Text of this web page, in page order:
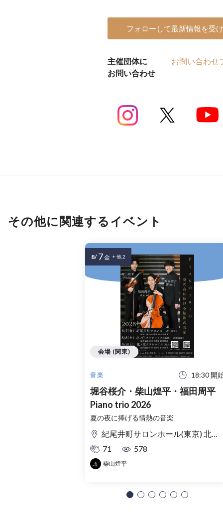
フォローして最新情報を受
主催団体に
お問い合わせ
お問い合わせ
その他に関連するイベント
音楽 18:30 開
堀谷桜介・柴山煌平・福田周平
Piano trio 2026
夏の夜に捧げる情熱の音楽
紀尾井町サロンホール(東京) 北ノ庄クラシックス(福井)
71
578
柴山煌平
会場 (関東)
8/ 7金 + 他 2